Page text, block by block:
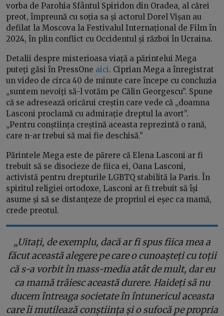
vorba de Parohia Sfântul Spiridon din Oradea, al cărei
preot, împreună cu soția sa și actorul Dorel Vișan au
defilat la Moscova la Festivalul Internațional de Film în
2024, în plin conflict cu Occidentul și război în Ucraina.
Detalii despre misterioasa viață a părintelui Mega
puteți găsi în PressOne aici. Ciprian Mega a înregistrat
un video de circa 40 de minute care începe cu concluzia
„suntem nevoiți să-l votăm pe Călin Georgescu”. Spune
că se adresează oricărui creștin care vede că „doamna
Lasconi proclamă cu admirație dreptul la avort”.
„Pentru conștiința creștină aceasta reprezintă o rană,
care n-ar trebui să mai fie deschisă.”
Părintele Mega este de părere că Elena Lasconi ar fi
trebuit să se disocieze de fiica ei, Oana Lasconi,
activistă pentru drepturile LGBTQ stabilită la Paris. În
spiritul religiei ortodoxe, Lasconi ar fi trebuit să își
asume și să se distanțeze de propriul ei eșec ca mamă,
crede preotul.
„Uitați, de exemplu, dacă ar fi spus fiica mea a
făcut această alegere pe care o cunoașteți cu toții
că s-a vorbit în mass-media atât de mult, dar eu
ca mamă trăiesc această durere. Haideți să nu
ducem întreaga societate în întunericul aceasta
care îi mutilează conștiința și o sufocă pe propria